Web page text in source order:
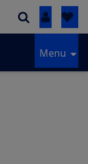
Inloggen
Menu